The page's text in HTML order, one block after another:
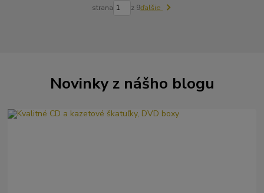
strana z 9ďalšie
Novinky z nášho blogu